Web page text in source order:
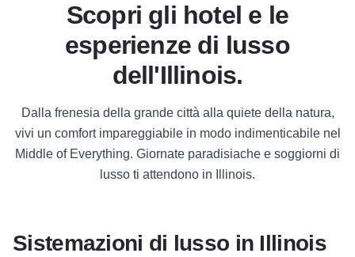
Scopri gli hotel e le
esperienze di lusso
dell'Illinois.
Dalla frenesia della grande città alla quiete della natura,
vivi un comfort impareggiabile in modo indimenticabile nel
Middle of Everything. Giornate paradisiache e soggiorni di
lusso ti attendono in Illinois.
Sistemazioni di lusso in Illinois